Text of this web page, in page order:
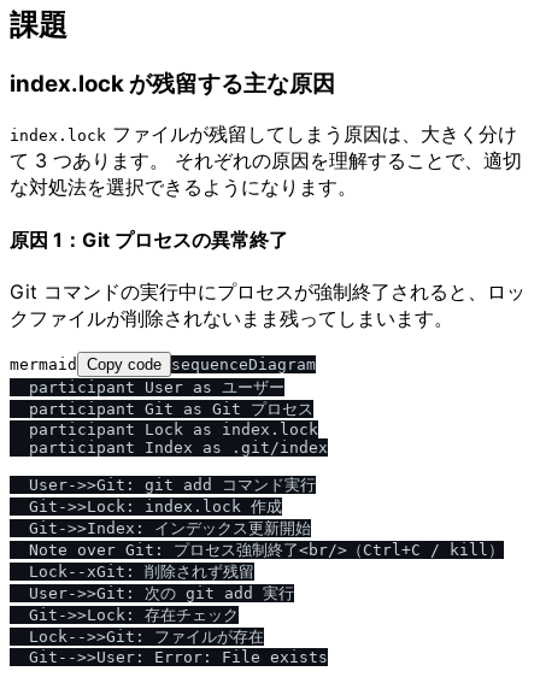
課題
index.lock が残留する主な原因
index.lock ファイルが残留してしまう原因は、大きく分け
て 3 つあります。 それぞれの原因を理解することで、適切
な対処法を選択できるようになります。
原因 1：Git プロセスの異常終了
Git コマンドの実行中にプロセスが強制終了されると、ロッ
クファイルが削除されないまま残ってしまいます。
mermaid Copy code sequenceDiagram
  participant User as ユーザー
  participant Git as Git プロセス
  participant Lock as index.lock
  participant Index as .git/index
  User->>Git: git add コマンド実行
  Git->>Lock: index.lock 作成
  Git->>Index: インデックス更新開始
  Note over Git: プロセス強制終了<br/>（Ctrl+C / kill）
  Lock--xGit: 削除されず残留
  User->>Git: 次の git add 実行
  Git->>Lock: 存在チェック
  Lock-->>Git: ファイルが存在